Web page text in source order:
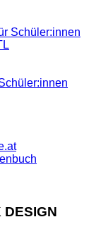
Schüler:innen
DESIGN